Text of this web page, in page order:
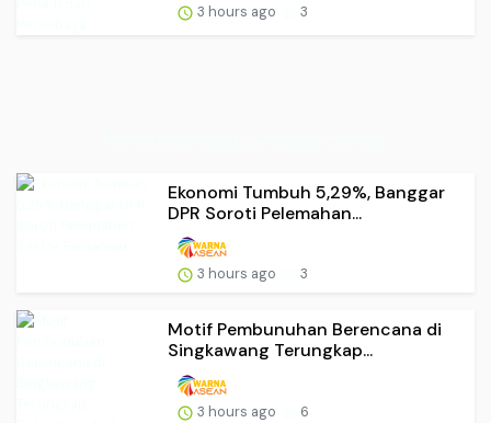
3 hours ago 3
Ekonomi Tumbuh 5,29%, Banggar
DPR Soroti Pelemahan...
3 hours ago 3
Motif Pembunuhan Berencana di
Singkawang Terungkap...
3 hours ago 6